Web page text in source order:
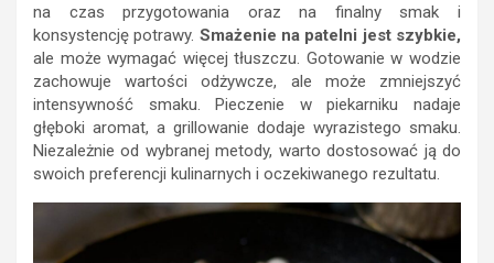
na czas przygotowania oraz na finalny smak i
konsystencję potrawy. Smażenie na patelni jest szybkie,
ale może wymagać więcej tłuszczu. Gotowanie w wodzie
zachowuje wartości odżywcze, ale może zmniejszyć
intensywność smaku. Pieczenie w piekarniku nadaje
głęboki aromat, a grillowanie dodaje wyrazistego smaku.
Niezależnie od wybranej metody, warto dostosować ją do
swoich preferencji kulinarnych i oczekiwanego rezultatu.